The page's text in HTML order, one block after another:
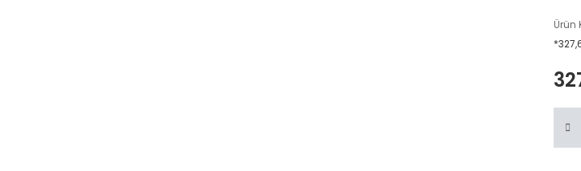
Ürün